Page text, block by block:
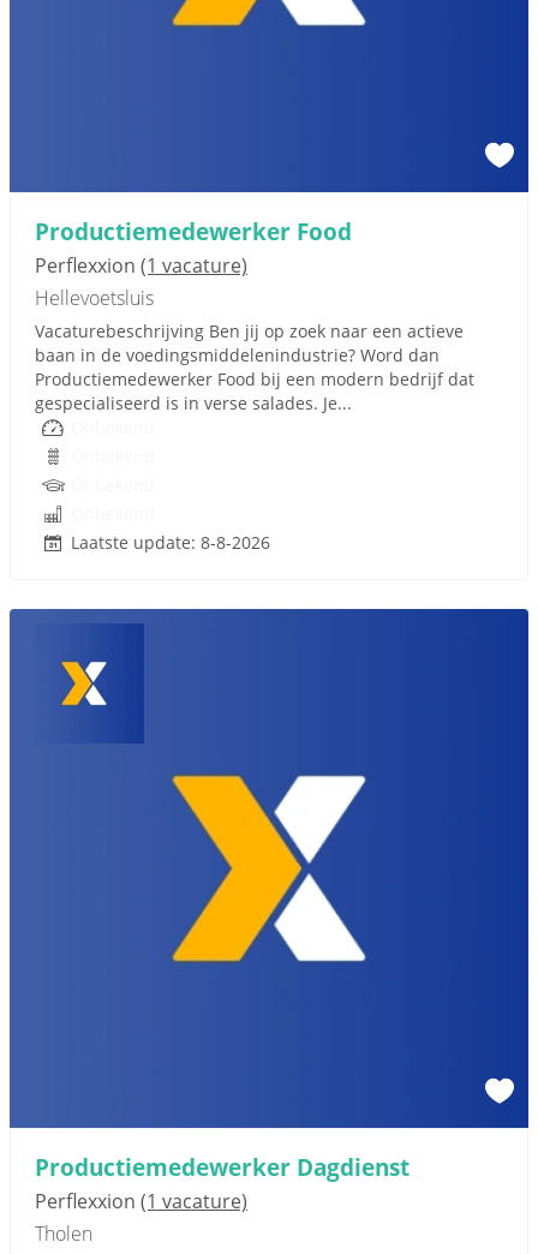
Productiemedewerker Food
Perflexxion (1 vacature)
Hellevoetsluis
Vacaturebeschrijving Ben jij op zoek naar een actieve
baan in de voedingsmiddelenindustrie? Word dan
Productiemedewerker Food bij een modern bedrijf dat
gespecialiseerd is in verse salades. Je...
Laatste update: 8-8-2026
Productiemedewerker Dagdienst
Perflexxion (1 vacature)
Tholen